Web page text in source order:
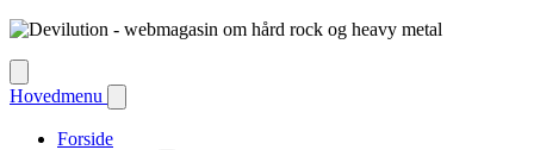
Hovedmenu
Forside